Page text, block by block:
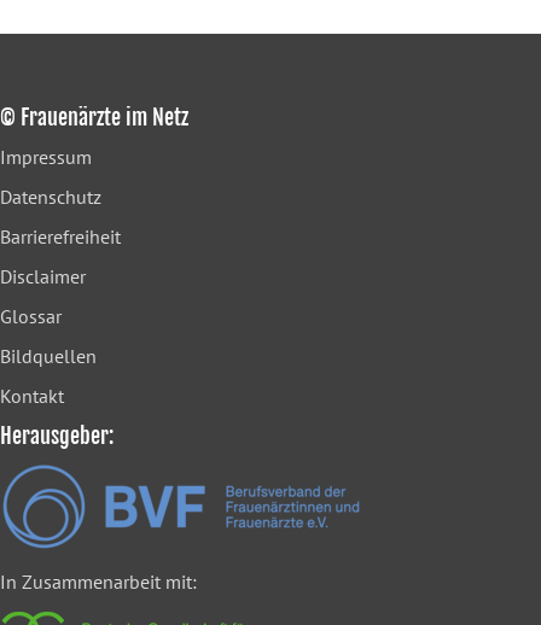
© Frauenärzte im Netz
Impressum
Datenschutz
Barrierefreiheit
Disclaimer
Glossar
Bildquellen
Kontakt
Herausgeber:
In Zusammenarbeit mit: